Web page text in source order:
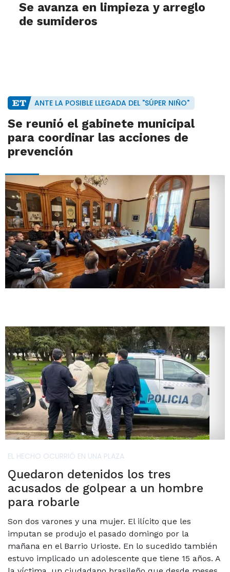
Se avanza en limpieza y arreglo
de sumideros
ANTE LA POSIBLE LLEGADA DEL "SÚPER NIÑO"
Se reunió el gabinete municipal
para coordinar las acciones de
prevención
EL HECHO OCURRIÓ EN UNA PLAZA
Quedaron detenidos los tres
acusados de golpear a un hombre
para robarle
Son dos varones y una mujer. El ilícito que les
imputan se produjo el pasado domingo por la
mañana en el Barrio Urioste. En lo sucedido también
estuvo implicado un adolescente que tiene 15 años. A